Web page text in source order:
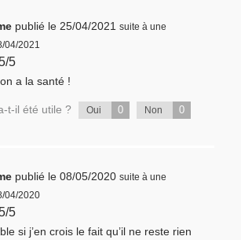
publié le 25/04/2021 suite à une
04/2021
5
a la santé !
t-il été utile ? Oui 0 Non 0
publié le 08/05/2020 suite à une
04/2020
5
si j’en crois le fait qu’il ne reste rien